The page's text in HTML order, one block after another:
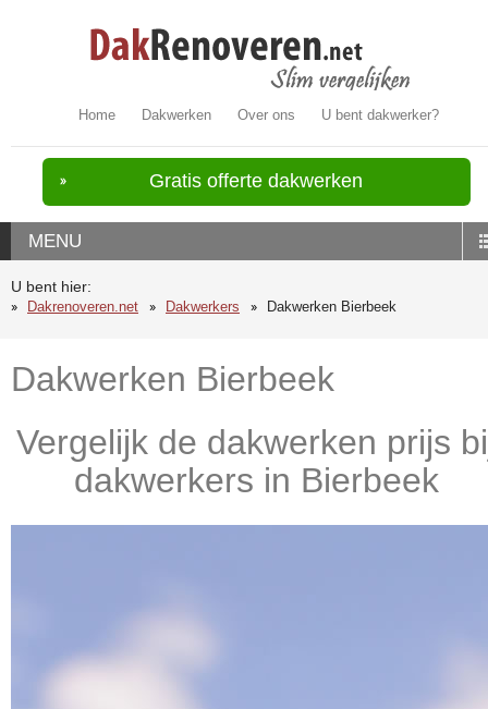
Home Dakwerken Over ons U bent dakwerker?
Gratis offerte dakwerken
MENU
U bent hier:
Dakrenoveren.net
Dakwerkers Dakwerken Bierbeek
Dakwerken Bierbeek
Vergelijk de dakwerken prijs
dakwerkers in Bierbeek